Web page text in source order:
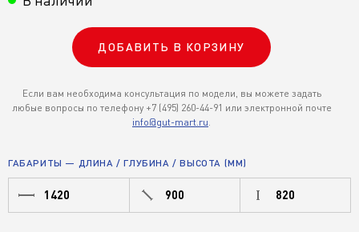
ДОБАВИТЬ В КОРЗИНУ
Если вам необходима консультация по модели, вы можете задать
любые вопросы по телефону +7 (495) 260-44-91 или электронной почте
info@gut-mart.ru.
ГАБАРИТЫ — ДЛИНА / ГЛУБИНА / ВЫСОТА (ММ)
1420 900 820